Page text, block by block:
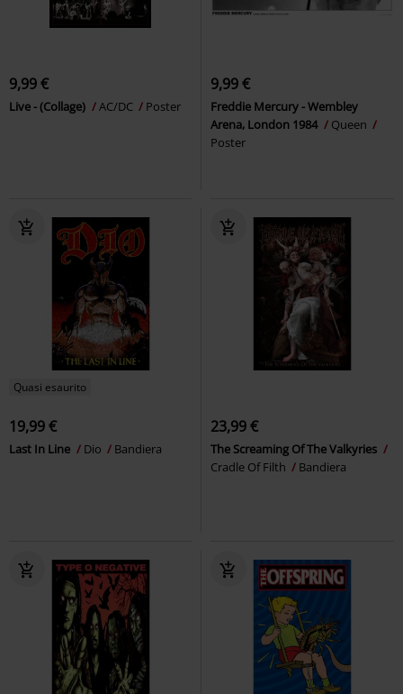
9,99 €
Live - (Collage) AC/DC Poster
9,99 €
Freddie Mercury - Wembley
Arena, London 1984
Queen
Poster
Quasi esaurito
19,99 €
Last In Line Dio Bandiera
23,99 €
The Screaming Of The Valkyries
Cradle Of Filth
Bandiera